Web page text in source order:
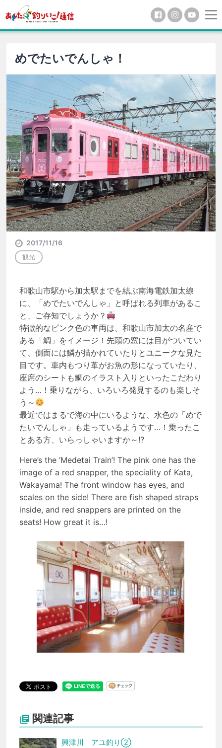
めでたいでんしゃ！
2017/11/16
観光
和歌山市駅から加太駅までを結ぶ南海電鉄加太線
に、「めでたいでんしゃ」と呼ばれる列車があるこ
と、ご存知でしょうか？
特徴的なピンク色の車両は、和歌山市加太の名産で
ある「鯛」をイメージ！先頭の窓には目がついてい
て、側面には鱗が描かれていたりとユニークな見た
目です。車内もつり革がお魚の形になっていたり、
座席のシートも鯛のイラスト入りといったこだわり
よう…！乗りながら、いろいろ発見するのも楽しそ
う～
最近ではまるで海の中にいるような、水色の「めで
たいでんしゃ」も走っているようです…！乗ったこ
とある方、いらっしゃいますか～!?
Here’s the ‘Medetai Train’! The pink one has the
image of a red snapper, the speciality of Kata,
Wakayama! The front window has eyes, and
scales on the side! There are fish shaped straps
inside, and red snappers are printed on the
seats! How great it is…!
 関連記事
興津川 アユ釣り②